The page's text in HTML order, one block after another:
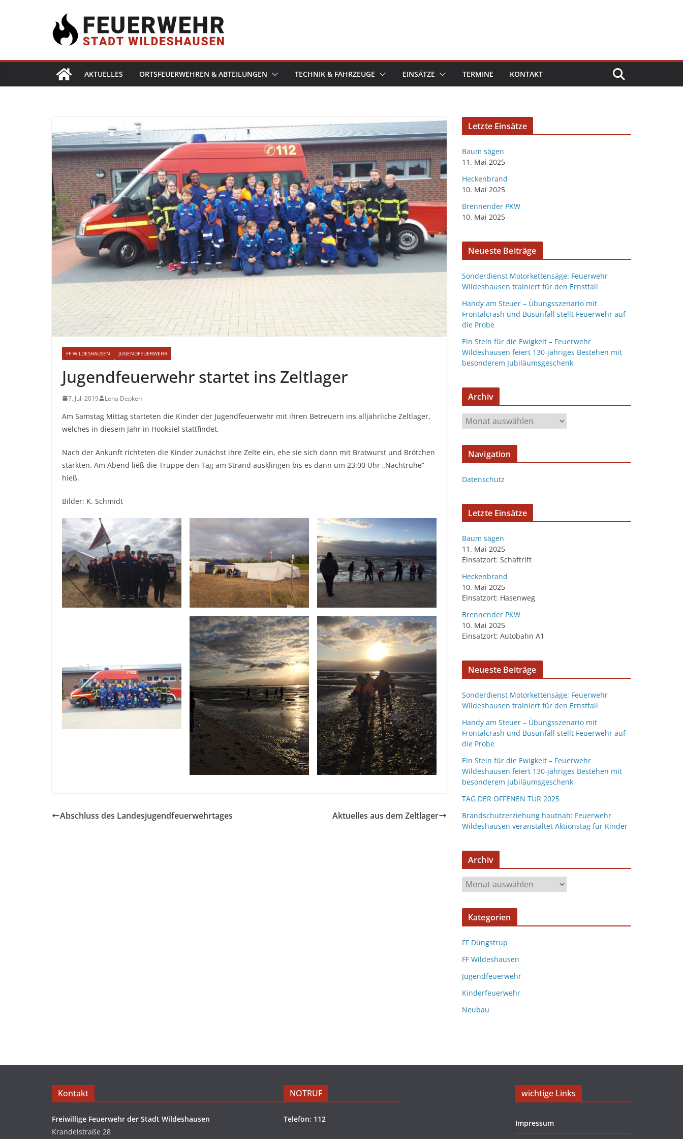
AKTUELLES ORTSFEUERWEHREN & ABTEILUNGEN TECHNIK & FAHRZEUGE EINSÄTZE TERMINE KONTAKT
FF WILDESHAUSEN JUGENDFEUERWEHR
Jugendfeuerwehr startet ins Zeltlager
7. Juli 2019 Lena Depken
Am Samstag Mittag starteten die Kinder der Jugendfeuerwehr mit ihren Betreuern ins alljährliche Zeltlager,
welches in diesem Jahr in Hooksiel stattfindet.
Nach der Ankunft richteten die Kinder zunächst ihre Zelte ein, ehe sie sich dann mit Bratwurst und Brötchen
stärkten. Am Abend ließ die Truppe den Tag am Strand ausklingen bis es dann um 23:00 Uhr „Nachtruhe“
hieß.
Bilder: K. Schmidt
Abschluss des Landesjugendfeuerwehrtages Aktuelles aus dem Zeltlager
Letzte Einsätze
Baum sägen
11. Mai 2025
Heckenbrand
10. Mai 2025
Brennender PKW
10. Mai 2025
Neueste Beiträge
Sonderdienst Motorkettensäge: Feuerwehr
Wildeshausen trainiert für den Ernstfall
Handy am Steuer – Übungsszenario mit
Frontalcrash und Busunfall stellt Feuerwehr auf
die Probe
Ein Stein für die Ewigkeit – Feuerwehr
Wildeshausen feiert 130-jähriges Bestehen mit
besonderem Jubiläumsgeschenk
Archiv
Navigation
Datenschutz
Letzte Einsätze
Baum sägen
11. Mai 2025
Einsatzort: Schaftrift
Heckenbrand
10. Mai 2025
Einsatzort: Hasenweg
Brennender PKW
10. Mai 2025
Einsatzort: Autobahn A1
Neueste Beiträge
Sonderdienst Motorkettensäge: Feuerwehr
Wildeshausen trainiert für den Ernstfall
Handy am Steuer – Übungsszenario mit
Frontalcrash und Busunfall stellt Feuerwehr auf
die Probe
Ein Stein für die Ewigkeit – Feuerwehr
Wildeshausen feiert 130-jähriges Bestehen mit
besonderem Jubiläumsgeschenk
TAG DER OFFENEN TÜR 2025
Brandschutzerziehung hautnah: Feuerwehr
Wildeshausen veranstaltet Aktionstag für Kinder
Archiv
Kategorien
FF Düngstrup
FF Wildeshausen
Jugendfeuerwehr
Kinderfeuerwehr
Neubau
Kontakt
Freiwillige Feuerwehr der Stadt Wildeshausen
Krandelstraße 28
NOTRUF
Telefon: 112
wichtige Links
Impressum